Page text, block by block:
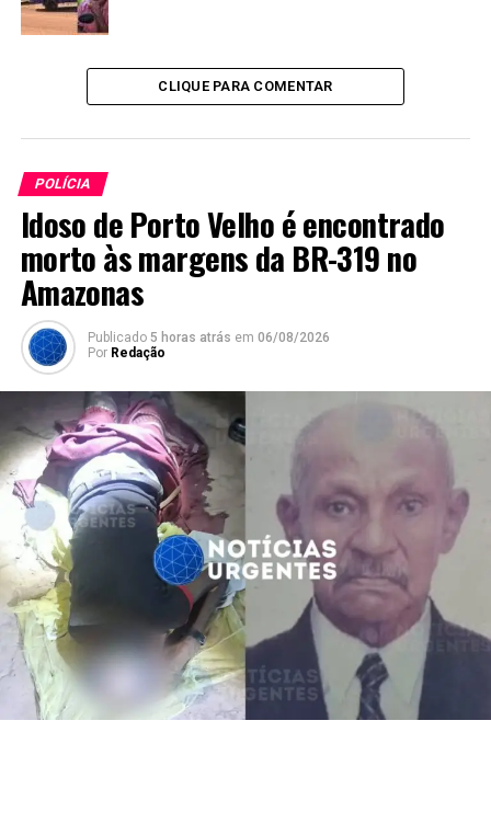
CLIQUE PARA COMENTAR
POLÍCIA
Idoso de Porto Velho é encontrado
morto às margens da BR-319 no
Amazonas
Publicado 5 horas atrás em 06/08/2026
Por Redação